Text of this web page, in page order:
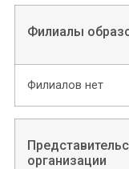
Филиалы
Филиалов нет
организации